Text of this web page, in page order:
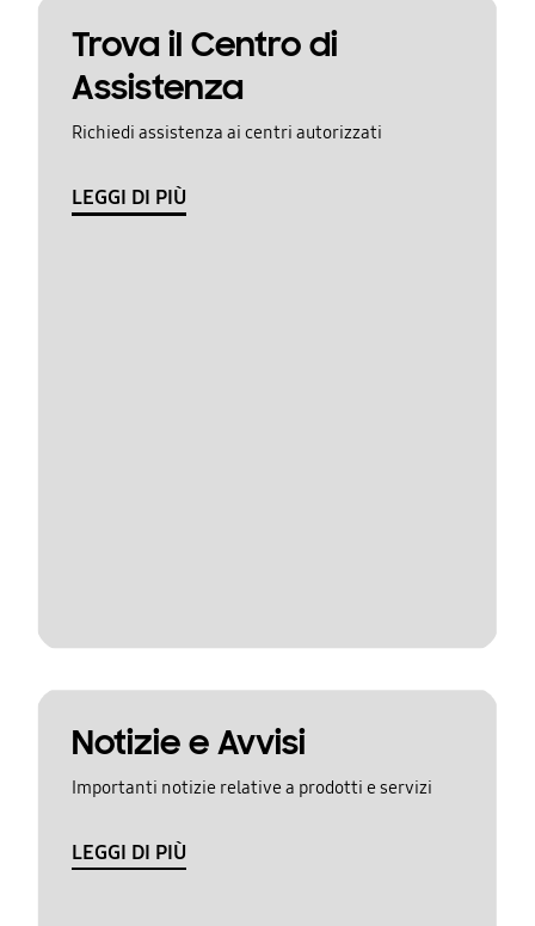
Trova il Centro di
Assistenza
Richiedi assistenza ai centri autorizzati
LEGGI DI PIÙ
Notizie e Avvisi
Importanti notizie relative a prodotti e servizi
LEGGI DI PIÙ